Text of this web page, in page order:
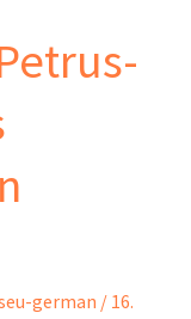
german / 16.